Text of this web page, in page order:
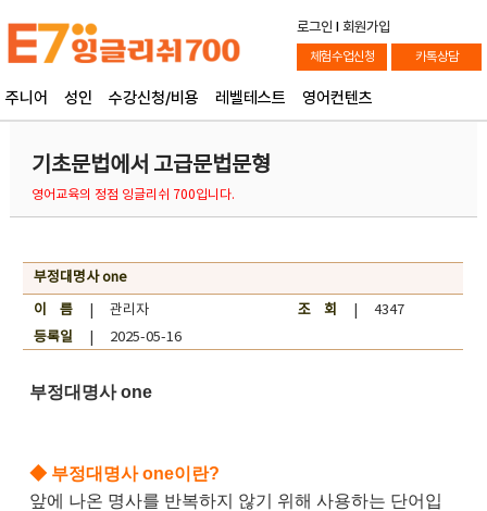
로그인 l 회원가입
체험수업신청 카톡상담
주니어 성인 수강신청/비용 레벨테스트 영어컨텐츠
기초문법에서 고급문법문형
영어교육의 정점 잉글리쉬 700입니다.
부정대명사 one
이 름| 관리자 조 회
| 4347
등록일| 2025-05-16
부정대명사 one
◆부정대명사 one이란?
앞에 나온 명사를 반복하지 않기 위해 사용하는 단어입